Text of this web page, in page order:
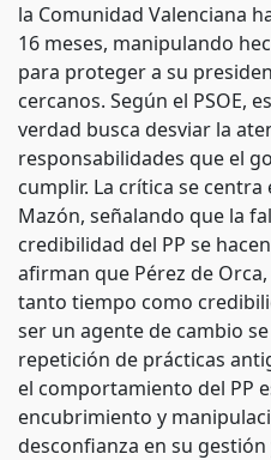
la Comunidad Valenciana
16 meses, manipulando
para proteger a su
cercanos. Según el PSOE,
verdad busca desviar la
responsabilidades que el
cumplir. La crítica se
Mazón, señalando que la
credibilidad del PP se
afirman que Pérez de
tanto tiempo como
ser un agente de cambio
repetición de prácticas
el comportamiento del PP
encubrimiento y
desconfianza en su